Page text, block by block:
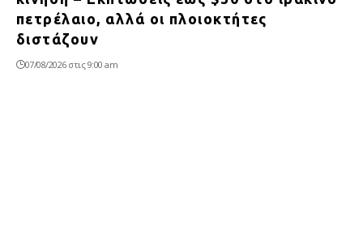
πετρέλαιο, αλλά οι πλοιοκτήτες
διστάζουν
07/08/2026 στις 9:00 am